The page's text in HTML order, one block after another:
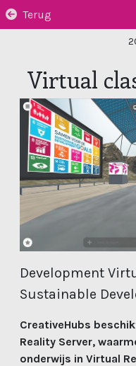
Terug
Virtual
Development
Sustainable
CreativeHubs
Reality Server,
onderwijs in Virtual